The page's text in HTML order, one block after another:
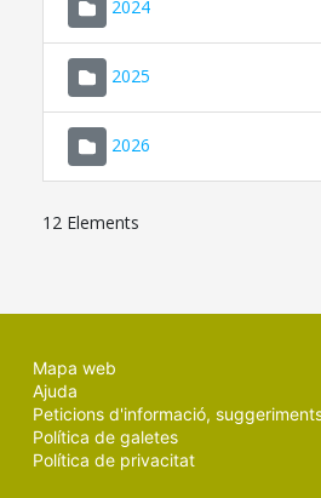
2024
2025
2026
12 Elements
Mapa web
Ajuda
Peticions d'informació,
Política de galetes
Política de privacitat